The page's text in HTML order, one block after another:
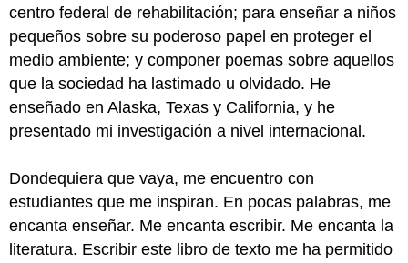
centro federal de rehabilitación; para enseñar a niños
pequeños sobre su poderoso papel en proteger el
medio ambiente; y componer poemas sobre aquellos
que la sociedad ha lastimado u olvidado. He
enseñado en Alaska, Texas y California, y he
presentado mi investigación a nivel internacional.
Dondequiera que vaya, me encuentro con
estudiantes que me inspiran. En pocas palabras, me
encanta enseñar. Me encanta escribir. Me encanta la
literatura. Escribir este libro de texto me ha permitido